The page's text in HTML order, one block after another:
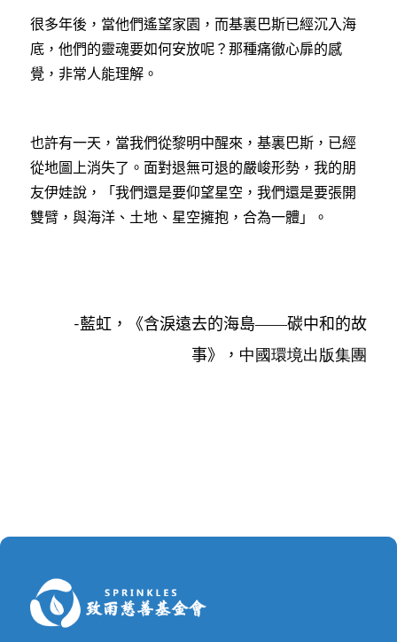
很多年後，當他們遙望家園，而基裏巴斯已經沉入海
底，他們的靈魂要如何安放呢？那種痛徹心扉的感
覺，非常人能理解。
也許有一天，當我們從黎明中醒來，基裏巴斯，已經
從地圖上消失了。面對退無可退的嚴峻形勢，我的朋
友伊娃說，「我們還是要仰望星空，我們還是要張開
雙臂，與海洋、土地、星空擁抱，合為一體」。
-藍虹 ，
《含淚遠去的海島——碳中和的故
事》， 中國環境出版集團